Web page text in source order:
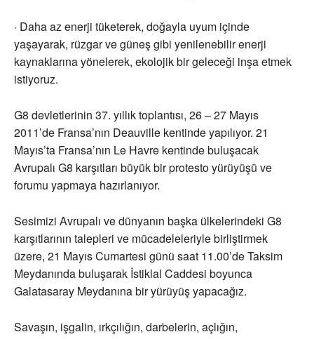
· Daha az enerji tüketerek, doğayla uyum içinde
yaşayarak, rüzgar ve güneş gibi yenilenebilir enerji
kaynaklarına yönelerek, ekolojik bir geleceği inşa etmek
istiyoruz.
G8 devletlerinin 37. yıllık toplantısı, 26 – 27 Mayıs
2011’de Fransa’nın Deauville kentinde yapılıyor. 21
Mayıs’ta Fransa’nın Le Havre kentinde buluşacak
Avrupalı G8 karşıtları büyük bir protesto yürüyüşü ve
forumu yapmaya hazırlanıyor.
Sesimizi Avrupalı ve dünyanın başka ülkelerindeki G8
karşıtlarının talepleri ve mücadeleleriyle birliştirmek
üzere, 21 Mayıs Cumartesi günü saat 11.00’de Taksim
Meydanında buluşarak İstiklal Caddesi boyunca
Galatasaray Meydanına bir yürüyüş yapacağız.
Savaşın, işgalin, ırkçılığın, darbelerin, açlığın,